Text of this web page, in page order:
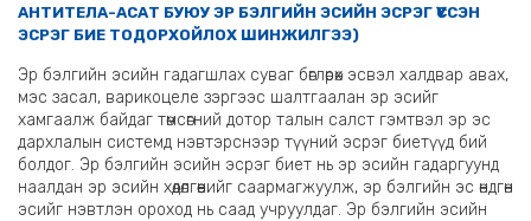
АНТИТЕЛА-АСАТ БУЮУ ЭР БЭЛГИЙН ЭСИЙН ЭСРЭГ ҮҮССЭН
ЭСРЭГ БИЕ ТОДОРХОЙЛОХ ШИНЖИЛГЭЭ)
Эр бэлгийн эсийн гадагшлах суваг бөглөрөх эсвэл халдвар авах,
мэс засал, варикоцеле зэргээс шалтгаалан эр эсийг
хамгаалж байдаг төмсөгний дотор талын салст гэмтвэл эр эс
дархлалын системд нэвтэрснээр түүний эсрэг биетүүд бий
болдог. Эр бэлгийн эсийн эсрэг биет нь эр эсийн гадаргуунд
наалдан эр эсийн хөдөлгөөнийг саармагжуулж, эр бэлгийн эс өндгөн
эсийг нэвтлэн ороход нь саад учруулдаг. Эр бэлгийн эсийн